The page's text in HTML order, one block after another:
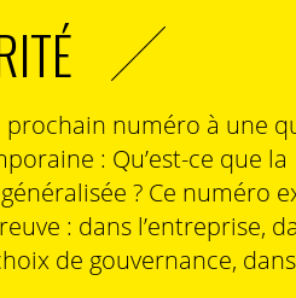
prochain numéro à une
: Qu’est-ce que la
? Ce numéro
: dans l’entreprise,
de gouvernance,